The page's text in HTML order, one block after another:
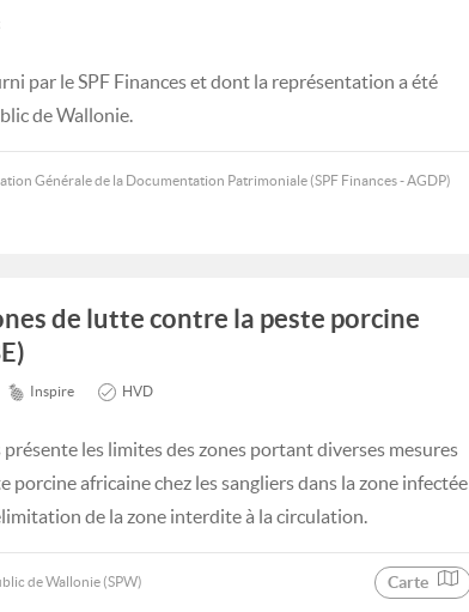
par le SPF Finances et dont la représentation a été
de Wallonie.
Générale de la Documentation Patrimoniale (SPF Finances - AGDP)
de lutte contre la peste porcine
Inspire HVD
les limites des zones portant diverses mesures
africaine chez les sangliers dans la zone infectée
de la zone interdite à la circulation.
de Wallonie (SPW) Carte